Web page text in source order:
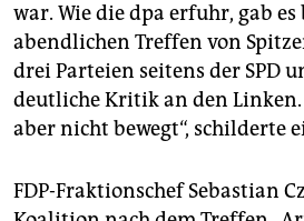
war. Wie die dpa erfuhr, gab es
abendlichen Treffen von
drei Parteien seitens der SPD
deutliche Kritik an den Linken.
aber nicht bewegt“, schilderte
FDP-Fraktionschef Sebastian